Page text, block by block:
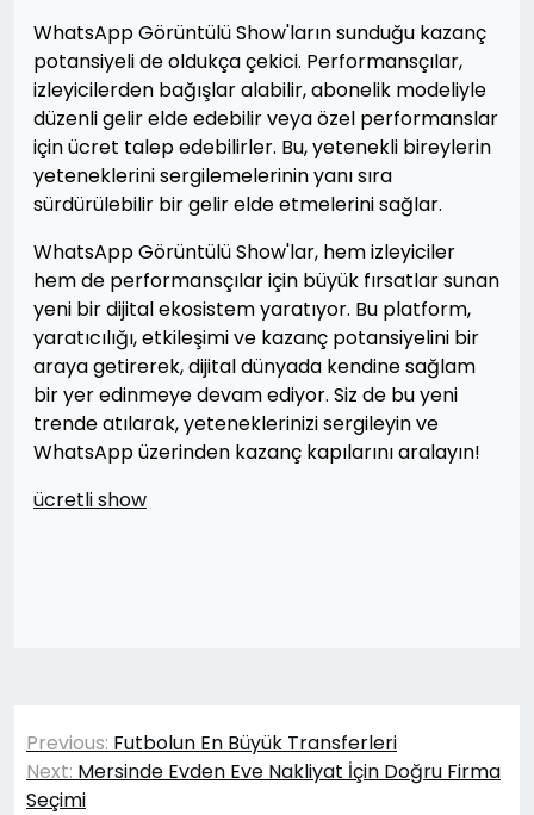
WhatsApp Görüntülü Show'ların sunduğu kazanç
potansiyeli de oldukça çekici. Performansçılar,
izleyicilerden bağışlar alabilir, abonelik modeliyle
düzenli gelir elde edebilir veya özel performanslar
için ücret talep edebilirler. Bu, yetenekli bireylerin
yeteneklerini sergilemelerinin yanı sıra
sürdürülebilir bir gelir elde etmelerini sağlar.
WhatsApp Görüntülü Show'lar, hem izleyiciler
hem de performansçılar için büyük fırsatlar sunan
yeni bir dijital ekosistem yaratıyor. Bu platform,
yaratıcılığı, etkileşimi ve kazanç potansiyelini bir
araya getirerek, dijital dünyada kendine sağlam
bir yer edinmeye devam ediyor. Siz de bu yeni
trende atılarak, yeteneklerinizi sergileyin ve
WhatsApp üzerinden kazanç kapılarını aralayın!
ücretli show
Yazı
gezinmesi
Previous: Futbolun En Büyük Transferleri
Next: Mersinde Evden Eve Nakliyat İçin Doğru Firma
Seçimi